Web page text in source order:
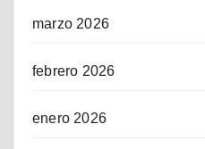
marzo 2026
febrero 2026
enero 2026